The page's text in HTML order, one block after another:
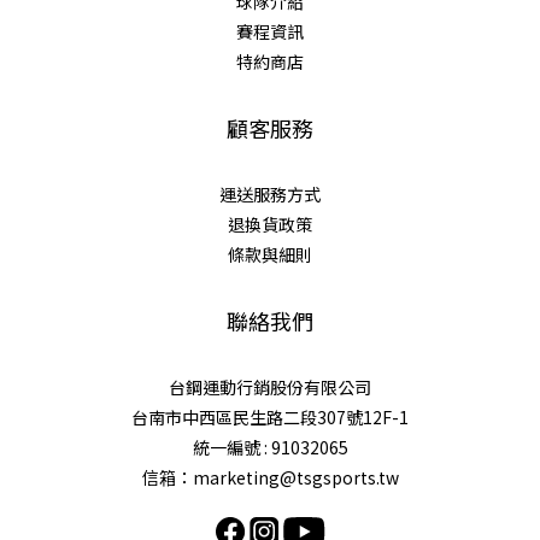
賽程資訊
特約商店
顧客服務
運送服務方式
退換貨政策
條款與細則
聯絡我們
台鋼運動行銷股份有限公司
台南市中西區民生路二段307號12F-1
統一編號 : 91032065
信箱：marketing@tsgsports.tw